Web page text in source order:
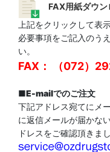
FAX用紙ダウン
上記をクリックして表
必要事項をご記入のう
い。
FAX： （072）
■E-mailでのご注文
下記アドレス宛てにメ
に返信メールが届かな
ドレスをご確認頂きま